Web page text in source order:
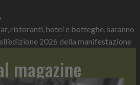
ristoranti, hotel e botteghe, saranno
2026 della manifestazione
magazine